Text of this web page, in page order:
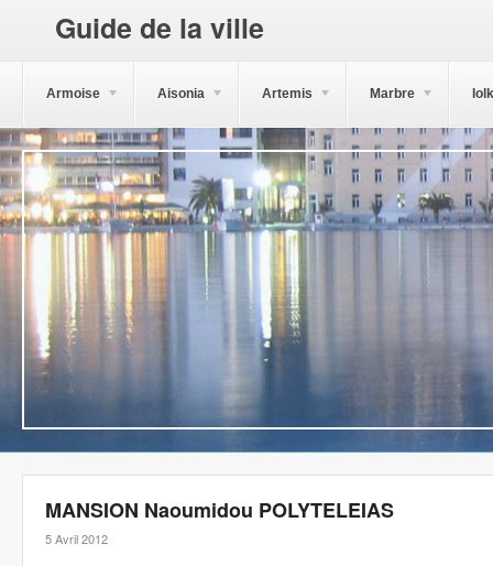
Guide de la ville
Armoise Aisonia Artemis Marbre
MANSION Naoumidou POLYTELEIAS
5 Avril 2012